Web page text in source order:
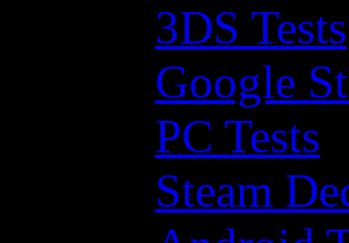
3DS Tests
Google
PC Tests
Steam